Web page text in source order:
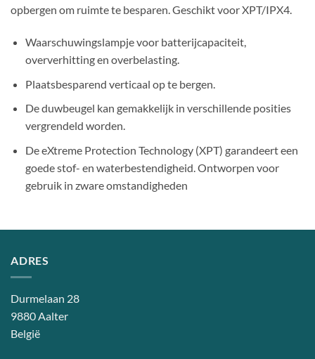
opbergen om ruimte te besparen. Geschikt voor XPT/IPX4.
Waarschuwingslampje voor batterijcapaciteit,
oververhitting en overbelasting.
Plaatsbesparend verticaal op te bergen.
De duwbeugel kan gemakkelijk in verschillende posities
vergrendeld worden.
De eXtreme Protection Technology (XPT) garandeert een
goede stof- en waterbestendigheid. Ontworpen voor
gebruik in zware omstandigheden
ADRES
Durmelaan 28
9880 Aalter
België